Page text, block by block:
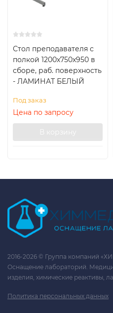
Стол преподавателя с
полкой 1200х750х950 в
сборе, раб. поверхность
- ЛАМИНАТ БЕЛЫЙ
Под заказ
Цена по запросу
В корзину
2016-2026 © Группа компаний
Оснащение лабораторий.
изделия, химические реактивы,
Политика персональных данных